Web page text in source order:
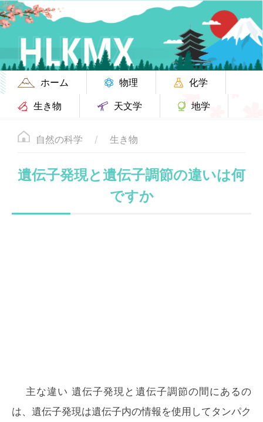
ホーム 物理
化学
生き物
天文学 地学
自然の科学 生き物
遺伝子発現と遺伝子調節の違いは何
ですか
主な違い 遺伝子発現と遺伝子調節の間にあるの
は、 遺伝子発現は遺伝子内の情報を使用してタンパク